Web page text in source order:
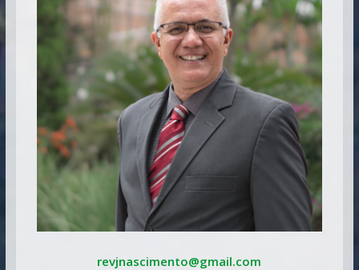
revjnascimento@gmail.com